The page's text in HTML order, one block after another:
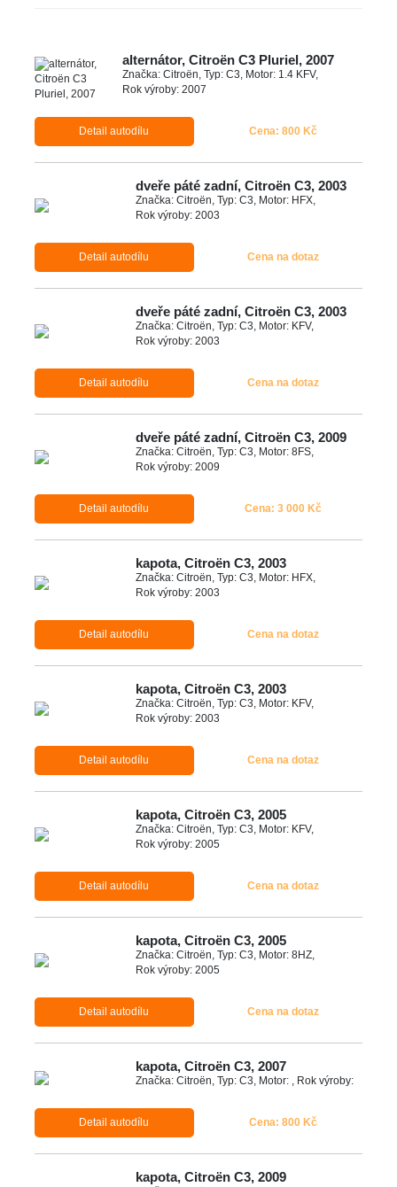
alternátor, Citroën C3 Pluriel, 2007
Značka: Citroën, Typ: C3, Motor: 1.4 KFV,
Rok výroby: 2007
Detail autodílu Cena: 800 Kč
dveře páté zadní, Citroën C3, 2003
Značka: Citroën, Typ: C3, Motor: HFX,
Rok výroby: 2003
Detail autodílu Cena na dotaz
dveře páté zadní, Citroën C3, 2003
Značka: Citroën, Typ: C3, Motor: KFV,
Rok výroby: 2003
Detail autodílu Cena na dotaz
dveře páté zadní, Citroën C3, 2009
Značka: Citroën, Typ: C3, Motor: 8FS,
Rok výroby: 2009
Detail autodílu Cena: 3 000 Kč
kapota, Citroën C3, 2003
Značka: Citroën, Typ: C3, Motor: HFX,
Rok výroby: 2003
Detail autodílu Cena na dotaz
kapota, Citroën C3, 2003
Značka: Citroën, Typ: C3, Motor: KFV,
Rok výroby: 2003
Detail autodílu Cena na dotaz
kapota, Citroën C3, 2005
Značka: Citroën, Typ: C3, Motor: KFV,
Rok výroby: 2005
Detail autodílu Cena na dotaz
kapota, Citroën C3, 2005
Značka: Citroën, Typ: C3, Motor: 8HZ,
Rok výroby: 2005
Detail autodílu Cena na dotaz
kapota, Citroën C3, 2007
Značka: Citroën, Typ: C3, Motor: , Rok výroby:
Detail autodílu Cena: 800 Kč
kapota, Citroën C3, 2009